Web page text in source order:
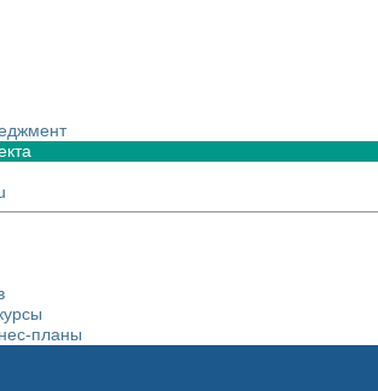
планы